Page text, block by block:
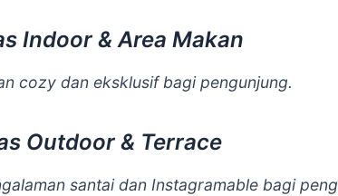
Indoor & Area Makan
cozy dan eksklusif bagi pengunjung.
Outdoor & Terrace
santai dan Instagramable bagi